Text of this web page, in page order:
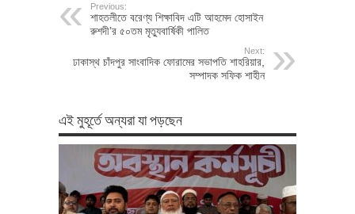
Previous:
শাহতলীতে বরেণ্য শিক্ষাবিদ এটি আহমেদ হোসাইন
রুশদী’র ৫০তম মৃত্যুবার্ষিকী পালিত
Next:
ঢাকাস্থ চাঁদপুর সাংবাদিক ফোরামের সভাপতি শাহরিয়ার,
সম্পাদক সফিক শাহীন
এই মুহূর্তে অন্যরা যা পড়ছেন